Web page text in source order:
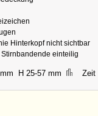
Hinterkopf nicht sichtbar
Stirnbandende einteilig
H 25-57 mm